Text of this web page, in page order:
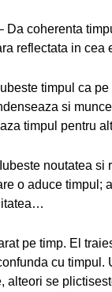
Da coherenta
reflectata in cea
timpul ca
si
timpul pentru
noutatea si
o aduce timpul;
pe timp. El
cu timpul.
alteori se